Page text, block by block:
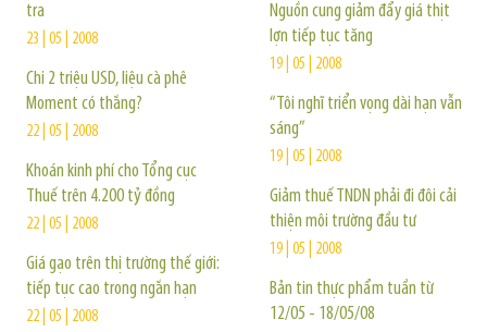
tra
23 | 05 | 2008
Chi 2 triệu USD, liệu cà phê
Moment có thắng?
22 | 05 | 2008
Khoán kinh phí cho Tổng cục
Thuế trên 4.200 tỷ đồng
22 | 05 | 2008
Giá gạo trên thị trường thế giới:
tiếp tục cao trong ngắn hạn
22 | 05 | 2008
Nguồn cung giảm đẩy giá thịt
lợn tiếp tục tăng
19 | 05 | 2008
“Tôi nghĩ triển vọng dài hạn vẫn
sáng”
19 | 05 | 2008
Giảm thuế TNDN phải đi đôi cải
thiện môi trường đầu tư
19 | 05 | 2008
Bản tin thực phẩm tuần từ
12/05 - 18/05/08